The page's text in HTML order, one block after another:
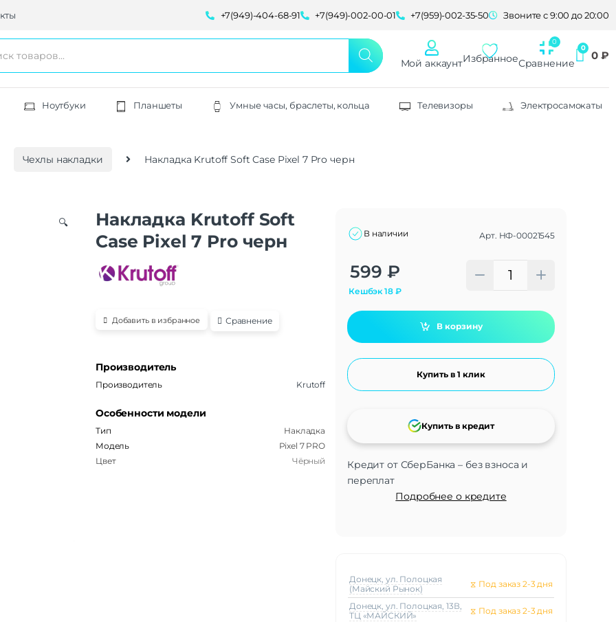
+7(949)-404-68-91 +7(949)-002-00-01 +7(959)-002-35-50 Звоните с 9:00 до 20:00
Мой аккаунтИзбранноеСравнение
0 ₽
Ноутбуки Планшеты Умные часы, браслеты, кольца Телевизоры Электросамокаты
Чехлы накладки Накладка Krutoff Soft Case Pixel 7 Pro черн
🔍
Накладка Krutoff Soft
Case Pixel 7 Pro черн
Добавить в избранное Сравнение
Производитель
Производитель Krutoff
Особенности модели
Тип
Накладка
Модель
Pixel 7 PRO
Цвет
Чёрный
В наличии Арт. НФ-00021545
599 ₽
Кешбэк18₽
В корзину
Купить в 1 клик
Кредит от СберБанка – без взноса и
переплат
Подробнее о кредите
Купить в кредит
Alternative:
Донецк, ул. Полоцкая
(Майский Рынок)
⧖ Под заказ 2-3 дня
Донецк, ул. Полоцкая, 13В,
ТЦ «МАЙСКИЙ»
⧖ Под заказ 2-3 дня